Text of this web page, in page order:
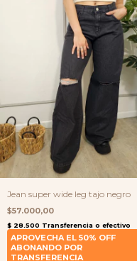
Jean super wide leg tajo negro
$57.000,00